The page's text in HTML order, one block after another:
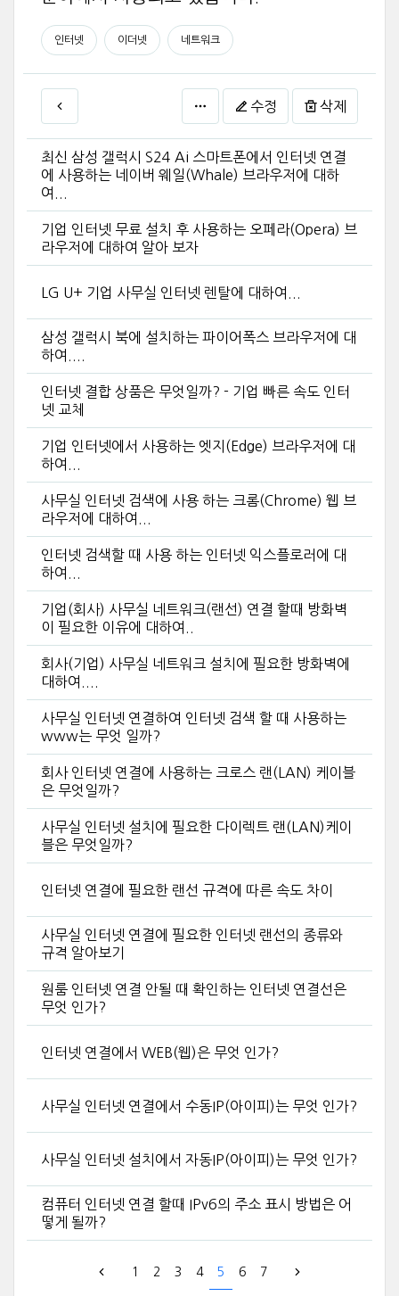
인터넷 이더넷 네트워크
수정 삭제
최신 삼성 갤럭시 S24 Ai 스마트폰에서 인터넷 연결
에 사용하는 네이버 웨일(Whale) 브라우저에 대하
여...
기업 인터넷 무료 설치 후 사용하는 오페라(Opera) 브
라우저에 대하여 알아 보자
LG U+ 기업 사무실 인터넷 렌탈에 대하여...
삼성 갤럭시 북에 설치하는 파이어폭스 브라우저에 대
하여....
인터넷 결합 상품은 무엇일까? - 기업 빠른 속도 인터
넷 교체
기업 인터넷에서 사용하는 엣지(Edge) 브라우저에 대
하여...
사무실 인터넷 검색에 사용 하는 크롬(Chrome) 웹 브
라우저에 대하여...
인터넷 검색할 때 사용 하는 인터넷 익스플로러에 대
하여...
기업(회사) 사무실 네트워크(랜선) 연결 할때 방화벽
이 필요한 이유에 대하여..
회사(기업) 사무실 네트워크 설치에 필요한 방화벽에
대하여....
사무실 인터넷 연결하여 인터넷 검색 할 때 사용하는
www는 무엇 일까?
회사 인터넷 연결에 사용하는 크로스 랜(LAN) 케이블
은 무엇일까?
사무실 인터넷 설치에 필요한 다이렉트 랜(LAN)케이
블은 무엇일까?
인터넷 연결에 필요한 랜선 규격에 따른 속도 차이
사무실 인터넷 연결에 필요한 인터넷 랜선의 종류와
규격 알아보기
원룸 인터넷 연결 안될 때 확인하는 인터넷 연결선은
무엇 인가?
인터넷 연결에서 WEB(웹)은 무엇 인가?
사무실 인터넷 연결에서 수동IP(아이피)는 무엇 인가?
사무실 인터넷 설치에서 자동IP(아이피)는 무엇 인가?
컴퓨터 인터넷 연결 할때 IPv6의 주소 표시 방법은 어
떻게 될까?
1 2 3 4 5 6 7